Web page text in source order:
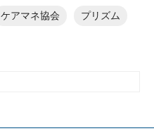
ケアマネ協会 プリズム